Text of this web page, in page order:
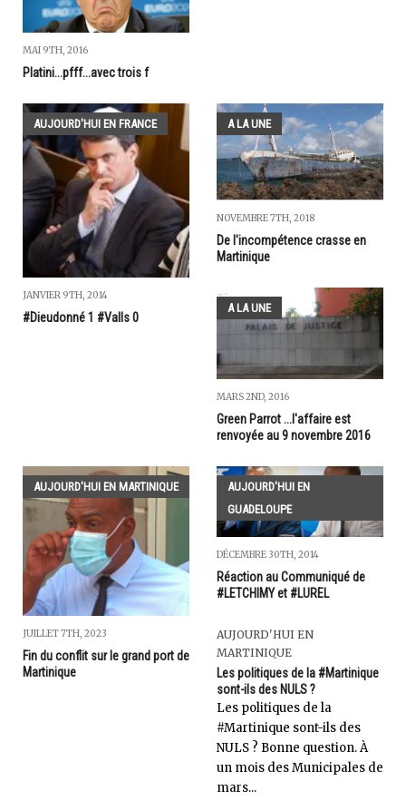
MAI 9TH, 2016
Platini...pfff...avec trois f
AUJOURD'HUI EN FRANCE
JANVIER 9TH, 2014
#Dieudonné 1 #Valls 0
A LA UNE
NOVEMBRE 7TH, 2018
De l'incompétence crasse en
Martinique
A LA UNE
MARS 2ND, 2016
Green Parrot ...l'affaire est
renvoyée au 9 novembre 2016
AUJOURD'HUI EN MARTINIQUE
JUILLET 7TH, 2023
Fin du conflit sur le grand port de
Martinique
AUJOURD'HUI EN
GUADELOUPE
DÉCEMBRE 30TH, 2014
Réaction au Communiqué de
#LETCHIMY et #LUREL
AUJOURD'HUI EN
MARTINIQUE
Les politiques de la #Martinique
sont-ils des NULS ?
Les politiques de la
#Martinique sont-ils des
NULS ? Bonne question. À
un mois des Municipales de
mars...